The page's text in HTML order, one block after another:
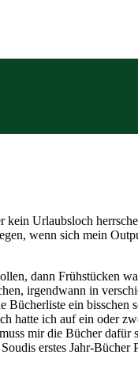
Urlaubsloch
wenn sich mein
dann Frühstücken
irgendwann in
Bücherliste ein
hatte ich auf ein oder
mir die Bücher
erstes Jahr-